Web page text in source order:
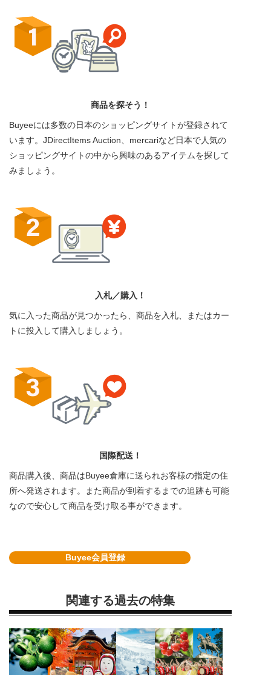
商品を探そう！
Buyeeには多数の日本のショッピングサイトが登録されて
います。JDirectItems Auction、mercariなど日本で人気の
ショッピングサイトの中から興味のあるアイテムを探して
みましょう。
入札／購入！
気に入った商品が見つかったら、商品を入札、またはカー
トに投入して購入しましょう。
国際配送！
商品購入後、商品はBuyee倉庫に送られお客様の指定の住
所へ発送されます。また商品が到着するまでの追跡も可能
なので安心して商品を受け取る事ができます。
Buyee会員登録
関連する過去の特集